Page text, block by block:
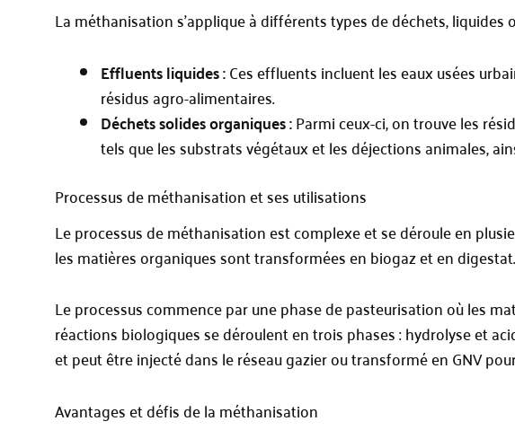
La méthanisation s’applique à différents types de déchets,
Effluents liquides :Ces effluents incluent les eaux usées
résidus agro-alimentaires.
Déchets solides organiques :Parmi ceux-ci, on trouve les
tels que les substrats végétaux et les déjections animales,
Processus de méthanisation et ses utilisations
Le processus de méthanisation est complexe et se déroule en
les matières organiques sont transformées en biogaz et en digestat.
Le processus commence par une phase de pasteurisation où les
réactions biologiques se déroulent en trois phases : hydrolyse et
et peut être injecté dans le réseau gazier ou transformé en GNV
Avantages et défis de la méthanisation